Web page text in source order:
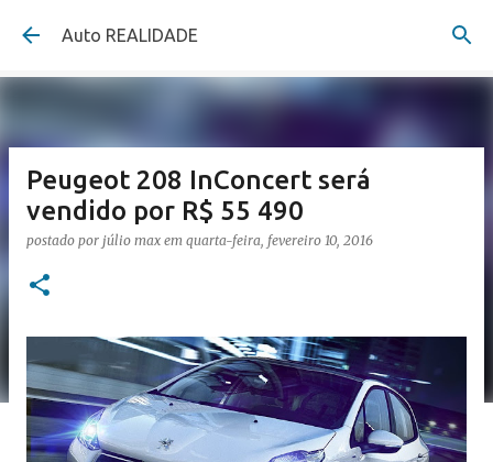
Pular para o conteúdo principal
Auto REALIDADE
Peugeot 208 InConcert será
vendido por R$ 55 490
postado por júlio max em quarta-feira, fevereiro 10, 2016